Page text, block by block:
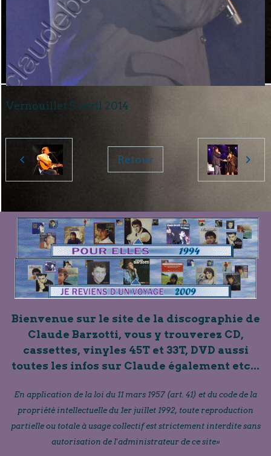
Vernouillet 5 avril 2014
Retour
Bienvenue sur le site de la discographie de
Claude Barzotti, vous y trouverez CD,
cassettes, vinyles 45T et 33T, DVD aussi
toutes les infos sur Claude également etc...
En application de la loi du 11 mars 1957 (art. 41) et du code de la
propriété intellectuelle du 1er juillet 1992, toute reproduction
partielle ou totale à usage collectif est strictement interdite sans
autorisation de l'administrateur de ce site»